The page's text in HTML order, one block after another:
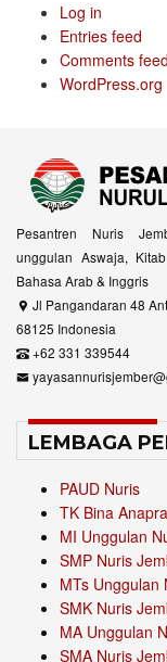
Log in
Entries feed
Comments feed
WordPress.org
Pesantren Nuris
unggulan Aswaja,
Bahasa Arab & Inggris
Jl Pangandaran 48
68125 Indonesia
+62 331 339544
LEMBAGA
PAUD Nuris
TK Bina
MI Unggulan
SMP Nuris
MTs Unggulan
SMK Nuris
MA Unggulan
SMA Nuris